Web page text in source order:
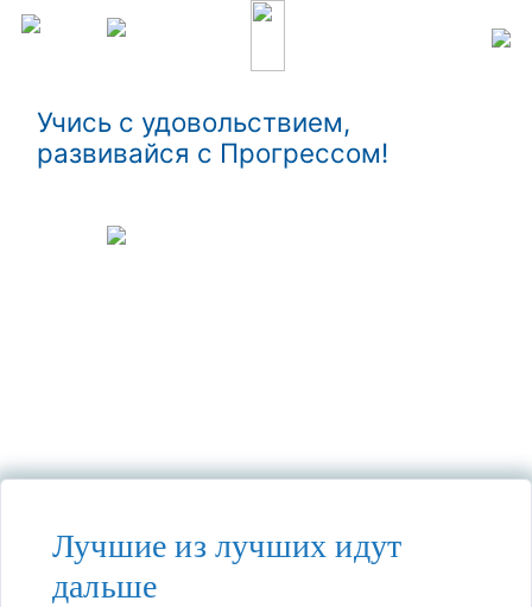
Учись с удовольствием,
развивайся с Прогрессом!
Лучшие из лучших идут
дальше